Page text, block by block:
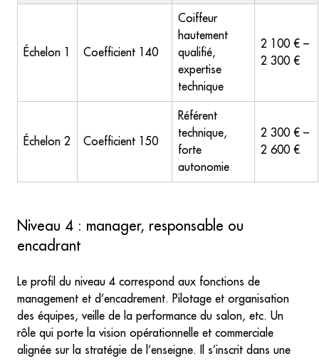
Échelon 1 Coefficient 140
Coiffeur
hautement
qualifié,
expertise
technique
2 100 € –
2 300 €
Échelon 2 Coefficient 150
Référent
technique,
forte
autonomie
2 300 € –
2 600 €
Niveau 4 : manager, responsable ou
encadrant
Le profil du niveau 4 correspond aux fonctions de
management et d’encadrement. Pilotage et organisation
des équipes, veille de la performance du salon, etc. Un
rôle qui porte la vision opérationnelle et commerciale
alignée sur la stratégie de l’enseigne. Il s’inscrit dans une